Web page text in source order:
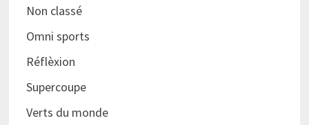
Non classé
Omni sports
Réflèxion
Supercoupe
Verts du monde